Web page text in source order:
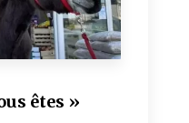
êtes »